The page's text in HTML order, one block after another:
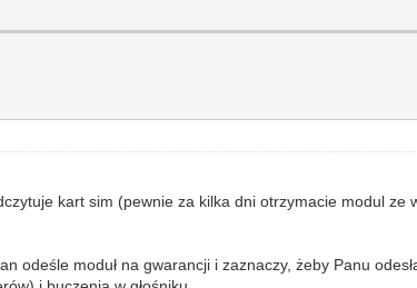
kart sim (pewnie za kilka dni otrzymacie modul
odeśle moduł na gwarancji i zaznaczy, żeby Panu